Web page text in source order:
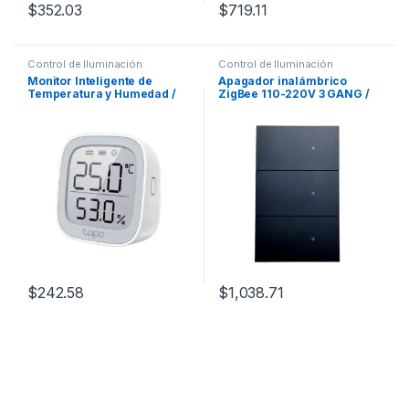
$352.03 $719.11
Control de Iluminación
Monitor Inteligente de
Temperatura y Humedad /
Automatización Smart Home
/ Batería 2 Años / 868-922
$242.58
Control de Iluminación
Apagador inalámbrico
ZigBee 110-220V 3 GANG /
$1,038.71